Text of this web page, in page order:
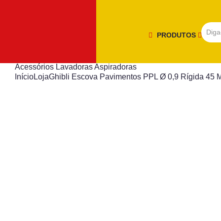
PRODUTOS
Acessórios Lavadoras Aspiradoras
InícioLojaGhibli Escova Pavimentos PPL Ø 0,9 Rígida 45